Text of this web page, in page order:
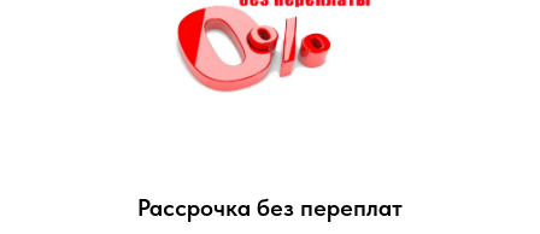
Рассрочка без переплат